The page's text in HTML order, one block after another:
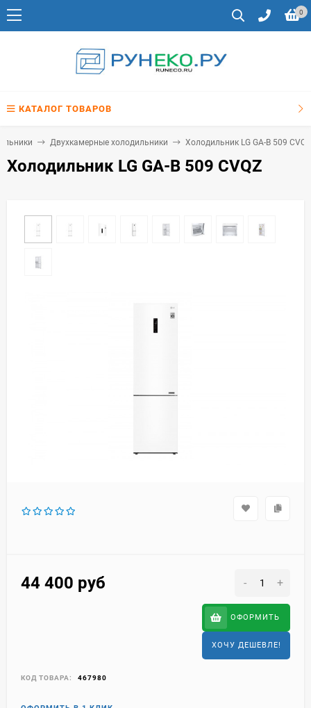
0
КАТАЛОГ ТОВАРОВ
Двухкамерные холодильники Холодильник LG GA-B 509 CVQZ
Холодильник LG GA-B 509 CVQZ
44 400 руб - +
ОФОРМИТЬ
ХОЧУ ДЕШЕВЛЕ!
КОД ТОВАРА: 467980